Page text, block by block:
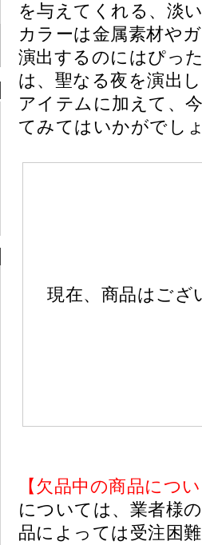
を与えてくれる、淡
カラーは金属素材や
演出するのにはぴっ
は、聖なる夜を演出
アイテムに加えて、
てみてはいかがでし
現在、商品はござ
【欠品中の商品につ
については、業者様
品によっては受注困